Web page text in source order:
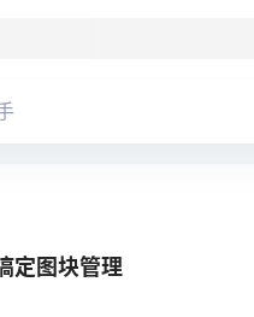
定图块管理